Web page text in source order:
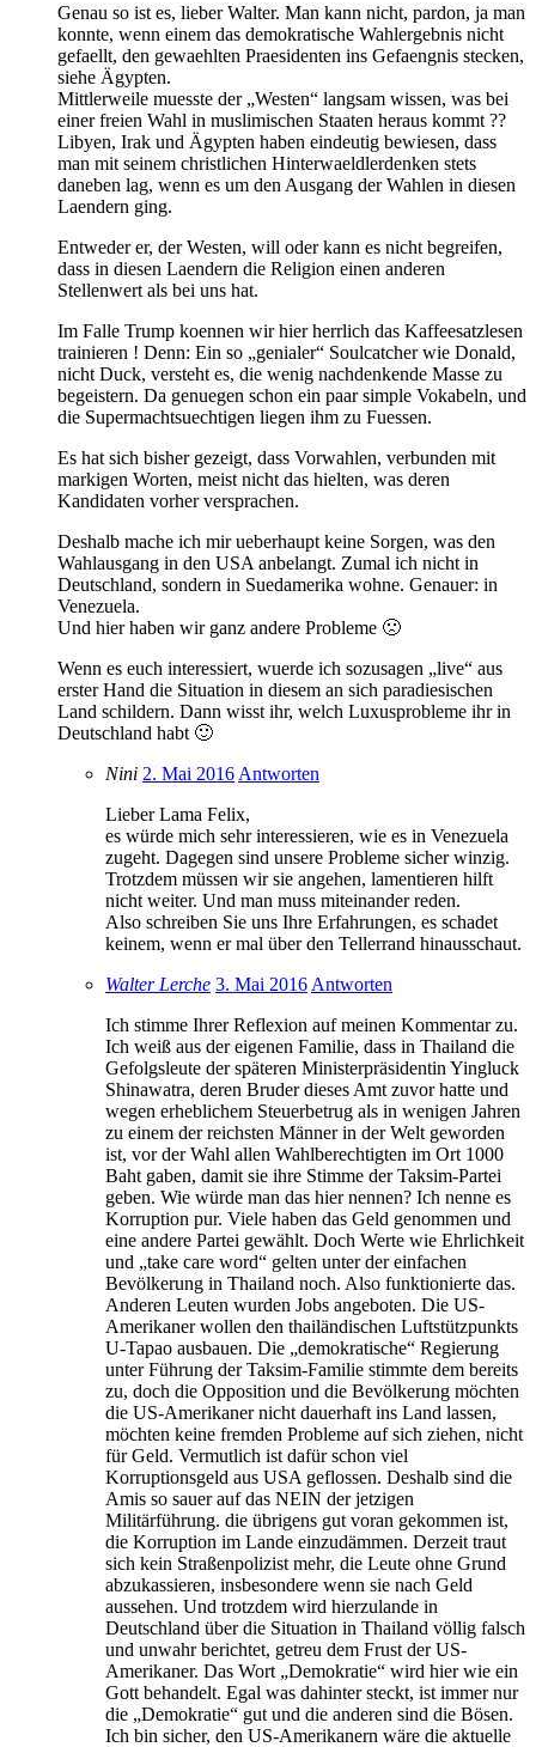
Genau so ist es, lieber Walter. Man kann nicht, pardon, ja man
konnte, wenn einem das demokratische Wahlergebnis nicht
gefaellt, den gewaehlten Praesidenten ins Gefaengnis stecken,
siehe Ägypten.
Mittlerweile muesste der „Westen“ langsam wissen, was bei
einer freien Wahl in muslimischen Staaten heraus kommt ??
Libyen, Irak und Ägypten haben eindeutig bewiesen, dass
man mit seinem christlichen Hinterwaeldlerdenken stets
daneben lag, wenn es um den Ausgang der Wahlen in diesen
Laendern ging.
Entweder er, der Westen, will oder kann es nicht begreifen,
dass in diesen Laendern die Religion einen anderen
Stellenwert als bei uns hat.
Im Falle Trump koennen wir hier herrlich das Kaffeesatzlesen
trainieren ! Denn: Ein so „genialer“ Soulcatcher wie Donald,
nicht Duck, versteht es, die wenig nachdenkende Masse zu
begeistern. Da genuegen schon ein paar simple Vokabeln, und
die Supermachtsuechtigen liegen ihm zu Fuessen.
Es hat sich bisher gezeigt, dass Vorwahlen, verbunden mit
markigen Worten, meist nicht das hielten, was deren
Kandidaten vorher versprachen.
Deshalb mache ich mir ueberhaupt keine Sorgen, was den
Wahlausgang in den USA anbelangt. Zumal ich nicht in
Deutschland, sondern in Suedamerika wohne. Genauer: in
Venezuela.
Und hier haben wir ganz andere Probleme 🙁
Wenn es euch interessiert, wuerde ich sozusagen „live“ aus
erster Hand die Situation in diesem an sich paradiesischen
Land schildern. Dann wisst ihr, welch Luxusprobleme ihr in
Deutschland habt 🙂
Nini 2. Mai 2016 Antworten
Lieber Lama Felix,
es würde mich sehr interessieren, wie es in Venezuela
zugeht. Dagegen sind unsere Probleme sicher winzig.
Trotzdem müssen wir sie angehen, lamentieren hilft
nicht weiter. Und man muss miteinander reden.
Also schreiben Sie uns Ihre Erfahrungen, es schadet
keinem, wenn er mal über den Tellerrand hinausschaut.
Walter Lerche 3. Mai 2016 Antworten
Ich stimme Ihrer Reflexion auf meinen Kommentar zu.
Ich weiß aus der eigenen Familie, dass in Thailand die
Gefolgsleute der späteren Ministerpräsidentin Yingluck
Shinawatra, deren Bruder dieses Amt zuvor hatte und
wegen erheblichem Steuerbetrug als in wenigen Jahren
zu einem der reichsten Männer in der Welt geworden
ist, vor der Wahl allen Wahlberechtigten im Ort 1000
Baht gaben, damit sie ihre Stimme der Taksim-Partei
geben. Wie würde man das hier nennen? Ich nenne es
Korruption pur. Viele haben das Geld genommen und
eine andere Partei gewählt. Doch Werte wie Ehrlichkeit
und „take care word“ gelten unter der einfachen
Bevölkerung in Thailand noch. Also funktionierte das.
Anderen Leuten wurden Jobs angeboten. Die US-
Amerikaner wollen den thailändischen Luftstützpunkts
U-Tapao ausbauen. Die „demokratische“ Regierung
unter Führung der Taksim-Familie stimmte dem bereits
zu, doch die Opposition und die Bevölkerung möchten
die US-Amerikaner nicht dauerhaft ins Land lassen,
möchten keine fremden Probleme auf sich ziehen, nicht
für Geld. Vermutlich ist dafür schon viel
Korruptionsgeld aus USA geflossen. Deshalb sind die
Amis so sauer auf das NEIN der jetzigen
Militärführung. die übrigens gut voran gekommen ist,
die Korruption im Lande einzudämmen. Derzeit traut
sich kein Straßenpolizist mehr, die Leute ohne Grund
abzukassieren, insbesondere wenn sie nach Geld
aussehen. Und trotzdem wird hierzulande in
Deutschland über die Situation in Thailand völlig falsch
und unwahr berichtet, getreu dem Frust der US-
Amerikaner. Das Wort „Demokratie“ wird hier wie ein
Gott behandelt. Egal was dahinter steckt, ist immer nur
die „Demokratie“ gut und die anderen sind die Bösen.
Ich bin sicher, den US-Amerikanern wäre die aktuelle